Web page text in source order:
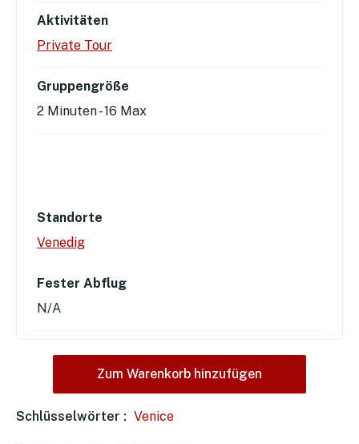
Aktivitäten
Private Tour
Gruppengröße
2 Minuten-16 Max
Standorte
Venedig
Fester Abflug
N/A
Zum Warenkorb hinzufügen
Schlüsselwörter : Venice